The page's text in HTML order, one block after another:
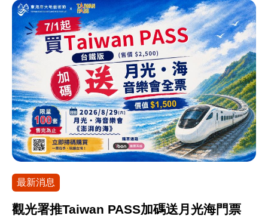
最新消息
觀光署推Taiwan PASS加碼送月光海門票